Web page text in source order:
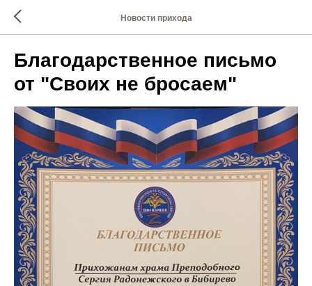
Новости прихода
Благодарственное письмо
от "Своих не бросаем"